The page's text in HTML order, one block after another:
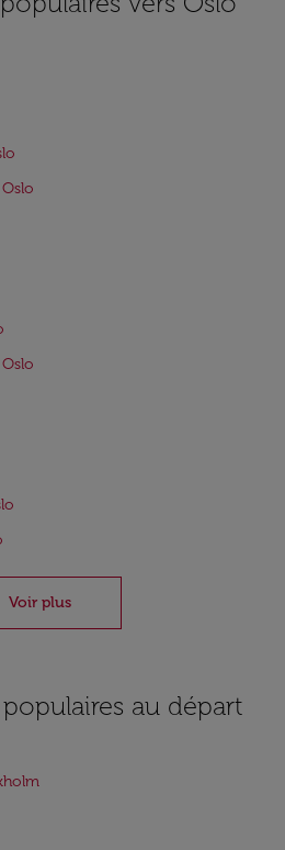
Voir plus
au départ